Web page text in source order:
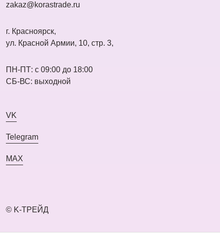
zakaz@korastrade.ru
г. Красноярск,
ул. Красной Армии, 10, стр. 3,
ПН-ПТ: с 09:00 до 18:00
СБ-ВС: выходной
VK
Telegram
MAX
© K-ТРЕЙД